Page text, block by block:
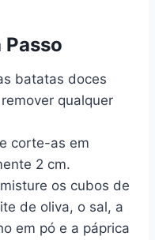
Passo
batatas doces
qualquer
corte-as em
2 cm.
os cubos de
de oliva, o sal, a
em pó e a páprica